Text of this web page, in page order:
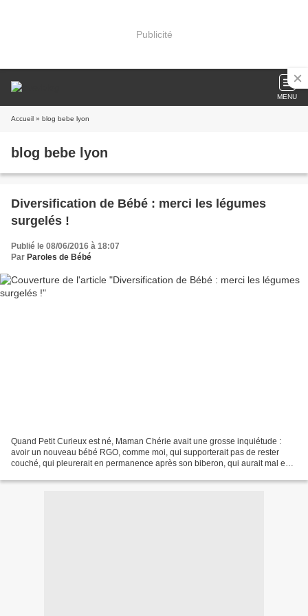
Publicité
MENU
Accueil » blog bebe lyon
blog bebe lyon
Diversification de Bébé : merci les légumes
surgelés !
Publié le 08/06/2016 à 18:07
Par Paroles de Bébé
Quand Petit Curieux est né, Maman Chérie avait une grosse inquiétude :
avoir un nouveau bébé RGO, comme moi, qui supporterait pas de rester
couché, qui pleurerait en permanence après son biberon, qui aurait mal en